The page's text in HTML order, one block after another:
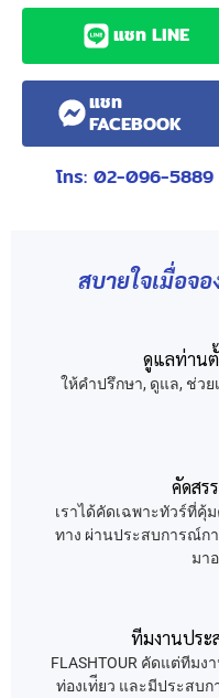
แชท LINE
แชท
FACEBOOK
โทร: 02-096-5889
สบายใจเมื่อจอ
ดูแลท่าน
ให้คำปรึกษา, ดูแล, ช่วย
คัดสร
เราได้คัดเฉพาะทัวร์ที่คุ้
ทาง ผ่านประสบการณ์กา
มา
ทีมงานประ
FLASHTOUR คัดแต่ทีม
ท่องเท่ียว และมีประสบ